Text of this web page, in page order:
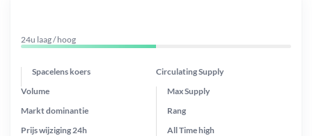
24u laag / hoog
Spacelens koers Circulating Supply
Prijs wijziging 24h
Max Supply
Markt dominantie
Volume
Rang
All Timehigh